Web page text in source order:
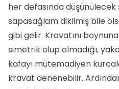
her defasında
sapasağlam dikilmiş bile
gibi gelir. Kravatını
simetrik olup olmadığı,
kafayı mütemadiyen
kravat denenebilir.